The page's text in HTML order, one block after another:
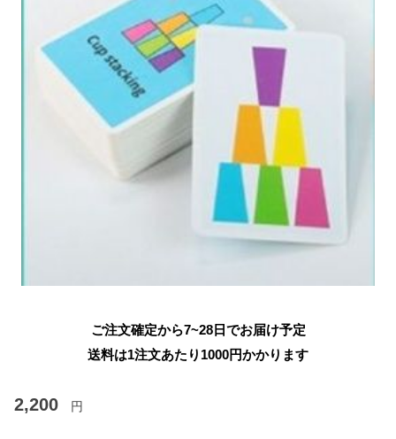
ご注文確定から7~28日でお届け予定
送料は1注文あたり 1000円かかります
2,200 円